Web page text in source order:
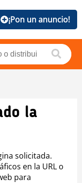
¡Pon un anuncio!
la
solicitada.
en la URL o
para